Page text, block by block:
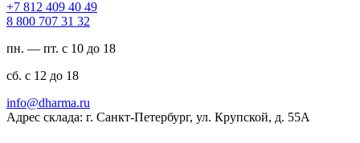
94 04 904 218 7+
23 13 707 008 8
пн. — пт. с 10 до 18
сб. с 12 до 18
ur.amrahd@ofni
Адрес склада: г. Санкт-Петербург, ул. Крупской, д. 55А